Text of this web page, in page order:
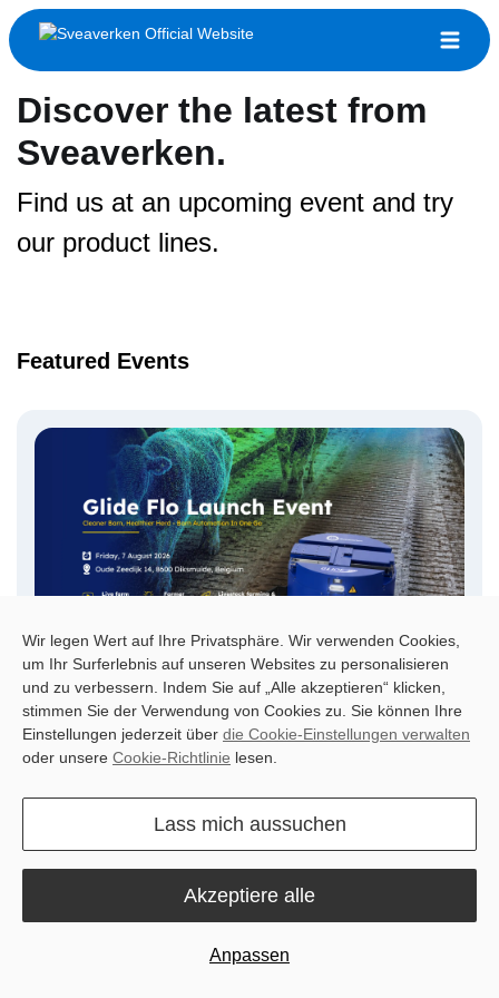
Discover the latest from
Sveaverken.
Find us at an upcoming event and try
our product lines.
Featured Events
7 Aug 2026 New Launch
Glide Flo Robotic Manure
Scraper Live Demo
Join Sveaverken in Belgium on 7 August for a live Glide Flo
Wir legen Wert auf Ihre Privatsphäre. Wir verwenden Cookies,
um Ihr Surferlebnis auf unseren Websites zu personalisieren
und zu verbessern. Indem Sie auf „Alle akzeptieren“ klicken,
stimmen Sie der Verwendung von Cookies zu. Sie können Ihre
Einstellungen jederzeit über die Cookie-Einstellungen verwalten
oder unsere Cookie-Richtlinie lesen.
Lass mich aussuchen
Anpassen
Akzeptiere alle